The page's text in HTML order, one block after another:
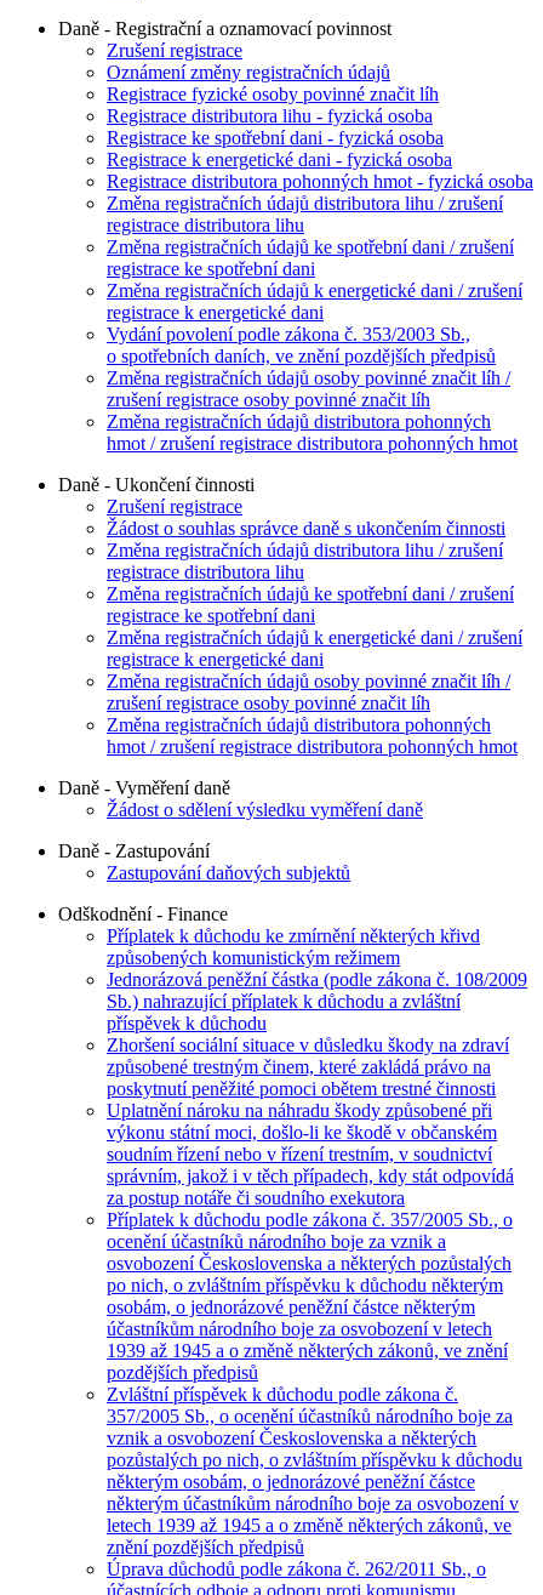
Daně - Registrační a oznamovací povinnost
Zrušení registrace
Oznámení změny registračních údajů
Registrace fyzické osoby povinné značit líh
Registrace distributora lihu - fyzická osoba
Registrace ke spotřební dani - fyzická osoba
Registrace k energetické dani - fyzická osoba
Registrace distributora pohonných hmot - fyzická osoba
Změna registračních údajů distributora lihu / zrušení
registrace distributora lihu
Změna registračních údajů ke spotřební dani / zrušení
registrace ke spotřební dani
Změna registračních údajů k energetické dani / zrušení
registrace k energetické dani
Vydání povolení podle zákona č. 353/2003 Sb.,
o spotřebních daních, ve znění pozdějších předpisů
Změna registračních údajů osoby povinné značit líh /
zrušení registrace osoby povinné značit líh
Změna registračních údajů distributora pohonných
hmot / zrušení registrace distributora pohonných hmot
Daně - Ukončení činnosti
Zrušení registrace
Žádost o souhlas správce daně s ukončením činnosti
Změna registračních údajů distributora lihu / zrušení
registrace distributora lihu
Změna registračních údajů ke spotřební dani / zrušení
registrace ke spotřební dani
Změna registračních údajů k energetické dani / zrušení
registrace k energetické dani
Změna registračních údajů osoby povinné značit líh /
zrušení registrace osoby povinné značit líh
Změna registračních údajů distributora pohonných
hmot / zrušení registrace distributora pohonných hmot
Daně - Vyměření daně
Žádost o sdělení výsledku vyměření daně
Daně - Zastupování
Zastupování daňových subjektů
Odškodnění - Finance
Příplatek k důchodu ke zmírnění některých křivd
způsobených komunistickým režimem
Jednorázová peněžní částka (podle zákona č. 108/2009
Sb.) nahrazující příplatek k důchodu a zvláštní
příspěvek k důchodu
Zhoršení sociální situace v důsledku škody na zdraví
způsobené trestným činem, které zakládá právo na
poskytnutí peněžité pomoci obětem trestné činnosti
Uplatnění nároku na náhradu škody způsobené při
výkonu státní moci, došlo-li ke škodě v občanském
soudním řízení nebo v řízení trestním, v soudnictví
správním, jakož i v těch případech, kdy stát odpovídá
za postup notáře či soudního exekutora
Příplatek k důchodu podle zákona č. 357/2005 Sb., o
ocenění účastníků národního boje za vznik a
osvobození Československa a některých pozůstalých
po nich, o zvláštním příspěvku k důchodu některým
osobám, o jednorázové peněžní částce některým
účastníkům národního boje za osvobození v letech
1939 až 1945 a o změně některých zákonů, ve znění
pozdějších předpisů
Zvláštní příspěvek k důchodu podle zákona č.
357/2005 Sb., o ocenění účastníků národního boje za
vznik a osvobození Československa a některých
pozůstalých po nich, o zvláštním příspěvku k důchodu
některým osobám, o jednorázové peněžní částce
některým účastníkům národního boje za osvobození v
letech 1939 až 1945 a o změně některých zákonů, ve
znění pozdějších předpisů
Úprava důchodů podle zákona č. 262/2011 Sb., o